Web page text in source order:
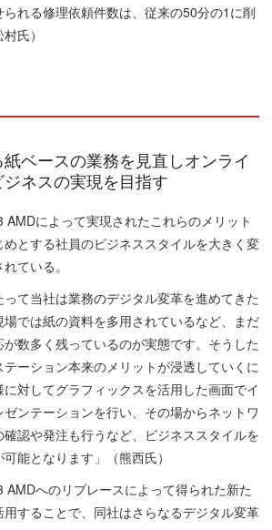
れる修理依頼件数は、従来の50分の1に削
氏）
ベースの業務を見直しオンライ
ネスの実現を目指す
によって実現されたこれらのメリット
とする社員のビジネススタイルを大きく変
ている。
って当社は業務のデジタル変革を進めてきた
では紙の資料を多用されているなど、まだ
数多く残っているのが実態です。そうした
ーション本来のメリットが浸透していくに
対してグラフィックスを活用した画面でイ
ンテーションを行い、その場からネットワ
認や発注も行うなど、ビジネススタイルを
能となります」（熊西氏）
へのリプレースによって得られた新た
することで、同社はさらなるデジタル変革